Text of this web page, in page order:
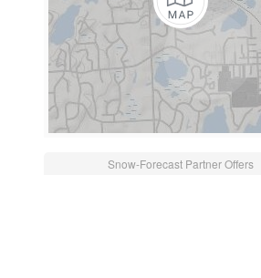
Snow-Forecast Partner Offers